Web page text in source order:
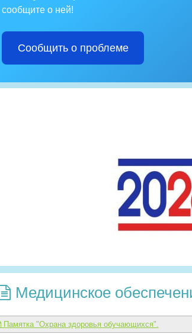
сообщите о ней!
Сообщить о проблеме
Медицинское
Памятка "Охрана здоровья обучающихся".